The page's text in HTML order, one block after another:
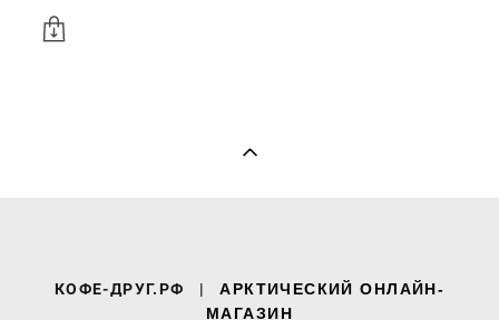
КОФЕ-ДРУГ.РФ |
АРКТИЧЕСКИЙ ОНЛАЙН-
МАГАЗИН